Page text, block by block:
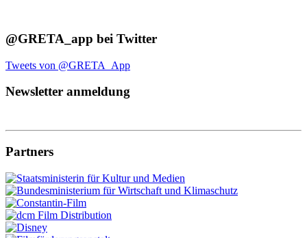
@GRETA_app bei Twitter
Tweets von @GRETA_App
Newsletter anmeldung
Partners